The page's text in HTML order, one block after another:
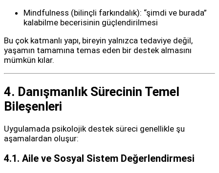
Mindfulness (bilinçli farkındalık): “şimdi ve burada”
kalabilme becerisinin güçlendirilmesi
Bu çok katmanlı yapı, bireyin yalnızca tedaviye değil,
yaşamın tamamına temas eden bir destek almasını
mümkün kılar.
4. Danışmanlık Sürecinin Temel
Bileşenleri
Uygulamada psikolojik destek süreci genellikle şu
aşamalardan oluşur:
4.1. Aile ve Sosyal Sistem Değerlendirmesi